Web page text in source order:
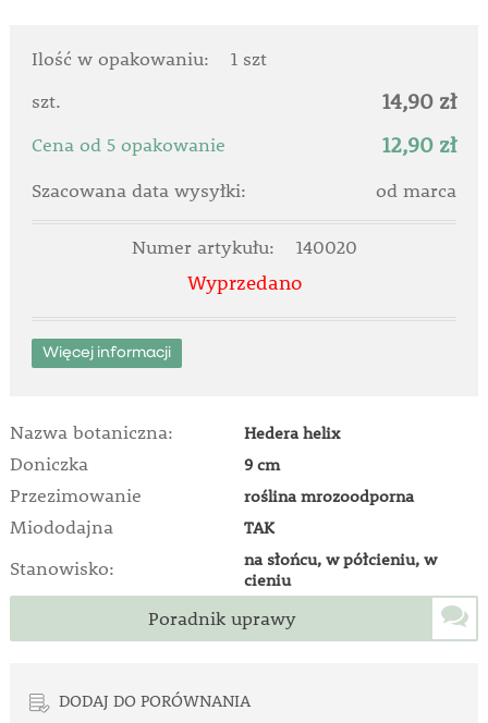
Ilość w opakowaniu:
1 szt
szt.
14,90 zł
Cena od 5 opakowanie 12,90 zł
Szacowana data wysyłki: od marca
Numer artykułu: 140020
Wyprzedano
Więcej informacji
Nazwa botaniczna: Hedera helix
Doniczka 9 cm
Przezimowanie roślina mrozoodporna
Miododajna TAK
Stanowisko:
na słońcu, w półcieniu, w
cieniu
Poradnik uprawy
DODAJ DO PORÓWNANIA